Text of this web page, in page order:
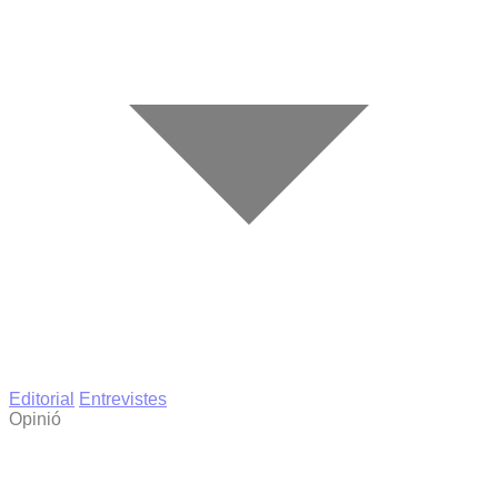
Editorial
Entrevistes
Opinió